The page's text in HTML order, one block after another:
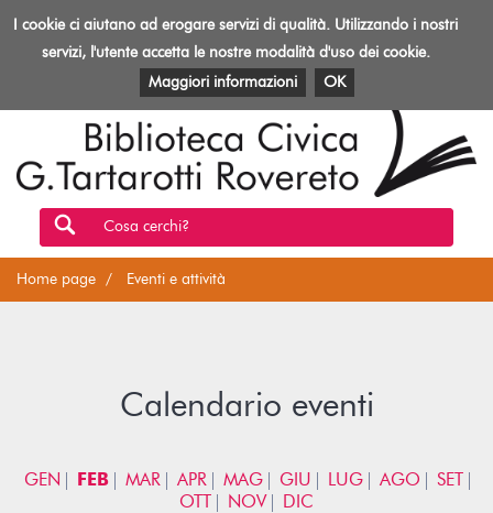
Toggle
Biblioteca
Rovereto
EVENTI E ATTIVITÀ PATRIMONIO E RISORSE
Cosa cerchi?
Home page Eventi e attività
Calendario eventi
GEN FEB MAR APR MAG GIU LUG AGO
SET
OTT
NOV
DIC
I cookie ci aiutano ad erogare servizi di qualità. Utilizzando i nostri
servizi, l'utente accetta le nostre modalità d'uso dei cookie.
Maggiori informazioni
OK